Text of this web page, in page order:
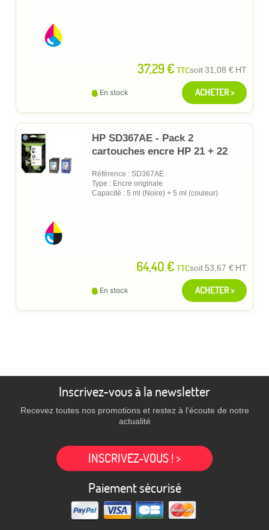
37,29 € TTCsoit31,08 € HT
En stock ACHETER >
HP SD367AE - Pack 2
cartouches encre HP 21 + 22
Référence : SD367AE
Type : Encre originale
Capacité : 5 ml (Noire) + 5 ml (couleur)
64,40 € TTCsoit 53,67 € HT
En stock ACHETER >
Inscrivez-vous à la newsletter
Recevez toutes nos promotions et restez à l'écoute de notre
actualité
INSCRIVEZ-VOUS ! >
Paiement sécurisé